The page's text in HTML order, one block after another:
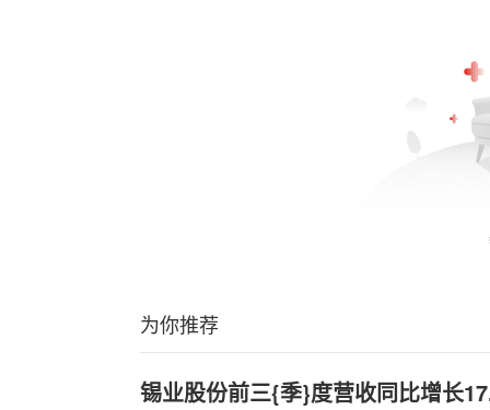
为你推荐
锡业股份前三{季}度营收同比增长